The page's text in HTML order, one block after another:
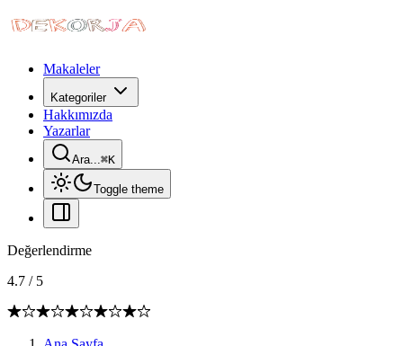
Makaleler
Kategoriler
Hakkımızda
Yazarlar
Ara...⌘K
Toggle theme
Değerlendirme
4.7 / 5